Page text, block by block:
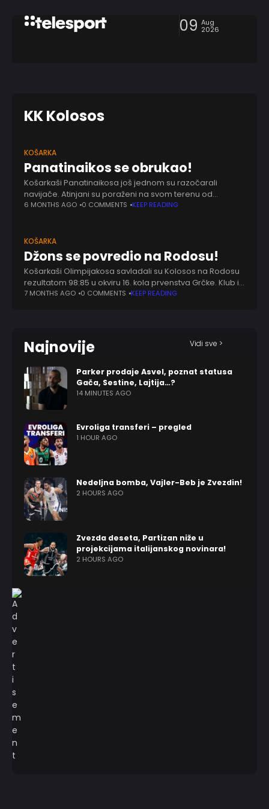
09 Aug
2026
KK Kolosos
KOŠARKA
Panatinaikos se obrukao!
Košarkaši Panatinaikosa još jednom su razočarali
navijače. Atinjani su poraženi na svom terenu od
Kolososa sa Rodosa rezultatom 102:97 u okviru 19. kola
6 MONTHS AGO 0 COMMENTS KEEP READING
KOŠARKA
Džons se povredio na Rodosu!
Košarkaši Olimpijakosa savladali su Kolosos na Rodosu
rezultatom 98:85 u okviru 16. kola prvenstva Grčke. Klub iz
Pireja ima 15 trijumfa i nula poraza, dok je Kolosos na
7 MONTHS AGO 0 COMMENTS KEEP READING
Najnovije Vidi sve >
Parker prodaje Asvel, poznat statusa
Gača, Sestine, Lajtija…?
14 MINUTES AGO
Evroliga transferi – pregled
1 HOUR AGO
Nedeljna bomba, Vajler-Beb je Zvezdin!
2 HOURS AGO
Zvezda deseta, Partizan niže u
projekcijama italijanskog novinara!
2 HOURS AGO